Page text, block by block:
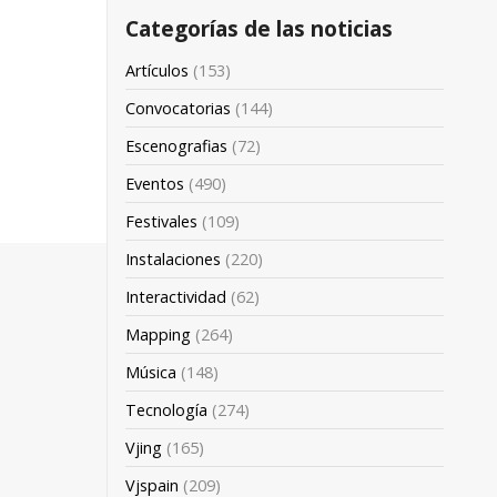
Categorías de las noticias
Artículos (153)
Convocatorias (144)
Escenografias (72)
Eventos (490)
Festivales (109)
Instalaciones (220)
Interactividad (62)
Mapping (264)
Música (148)
Tecnología (274)
Vjing (165)
Vjspain (209)